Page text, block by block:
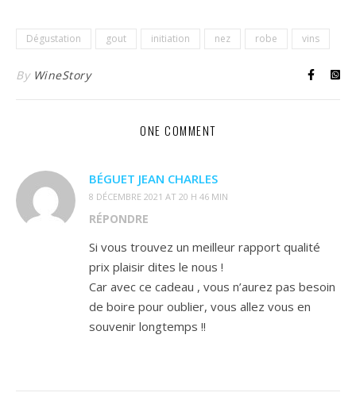
Dégustation gout initiation nez robe vins
By WineStory
ONE COMMENT
BÉGUET JEAN CHARLES
8 DÉCEMBRE 2021 AT 20 H 46 MIN
RÉPONDRE
Si vous trouvez un meilleur rapport qualité
prix plaisir dites le nous !
Car avec ce cadeau , vous n’aurez pas besoin
de boire pour oublier, vous allez vous en
souvenir longtemps !!